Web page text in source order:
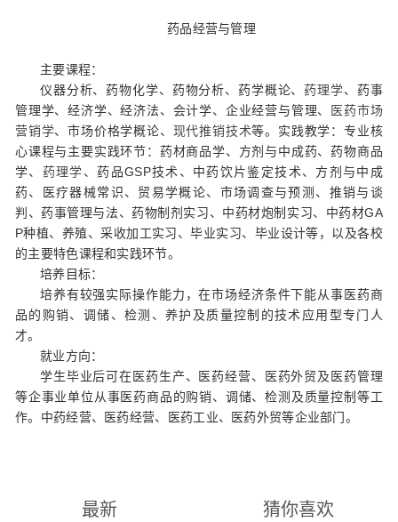
药品经营与管理
主要课程：
仪器分析、药物化学、药物分析、药学概论、药理学、药事
管理学、经济学、经济法、会计学、企业经营与管理、
医药市场
营销学、市场价格学概论、 现代推销技术等。实践教学：专业核
心课程与主要实践环节：药材商品学、方剂与中成药、药物商品
学、 药理学、药品GSP技术、中药饮片鉴定技术、方剂与中成
药、医疗器械常识、贸易学概论、市场调查与预测、推销与谈
判、药事管理与法、药物制剂实习、中药材炮制实习、中药材GA
P种植、养殖、采收加工实习、毕业实习、毕业设计等，以及各校
的主要特色课程和实践环节。
培养目标：
培养有较强实际操作能力，在市场经济条件下能从事医药商
品的购销、调储、检测、养护及质量控制的技术应用型专门人
才。
就业方向：
学生毕业后可在医药生产、医药经营、医药外贸及医药管理
等企事业单位从事医药商品的购销、调储、检测及质量控制等工
作。中药经营、医药经营、医药工业、医药外贸等企业部门。
最新 猜你喜欢